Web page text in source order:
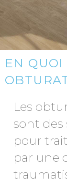
EN QUOI
Les
sont des
pour
par une